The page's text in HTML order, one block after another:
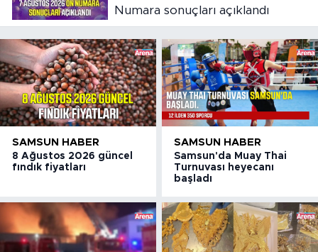
Numara sonuçları açıklandı
SAMSUN HABER
8 Ağustos 2026 güncel
fındık fiyatları
SAMSUN HABER
Samsun'da Muay Thai
Turnuvası heyecanı
başladı